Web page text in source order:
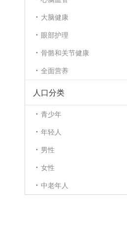
大脑健康
眼部护理
骨骼和关节健康
全面营养
人口分类
青少年
年轻人
男性
女性
中老年人